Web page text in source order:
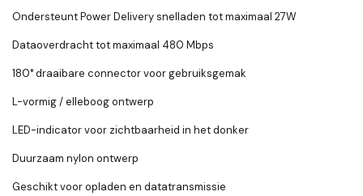
Ondersteunt Power Delivery snelladen tot maximaal 27W
Dataoverdracht tot maximaal 480 Mbps
180° draaibare connector voor gebruiksgemak
L-vormig / elleboog ontwerp
LED-indicator voor zichtbaarheid in het donker
Duurzaam nylon ontwerp
Geschikt voor opladen en datatransmissie